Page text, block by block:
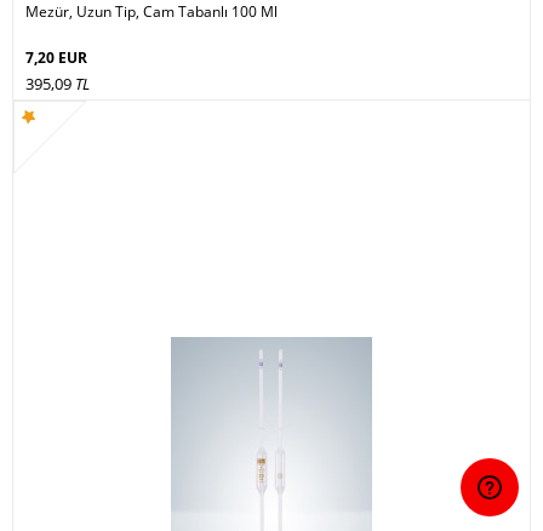
Mezür, Uzun Tip, Cam Tabanlı 100 Ml
7,20 EUR
395,09 TL